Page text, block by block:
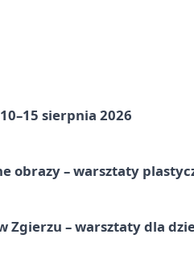
sierpnia 2026
obrazy – warsztaty
Zgierzu – warsztaty dla